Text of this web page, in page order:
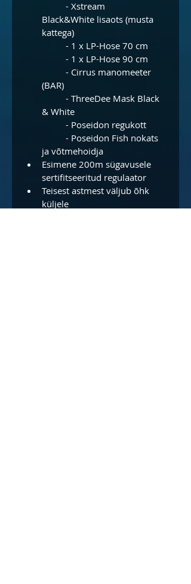
Black&White lisaots (musta
kattega)
	- 1 x LP-Hose 70 cm
	- 1 x LP-Hose 90 cm
(BAR)
& White
	- Poseidon regukott
ja võtmehoidja
Esimene 200m sügavusele
sertifitseeritud regulaator
Teisest astmest väljub õhk
küljele